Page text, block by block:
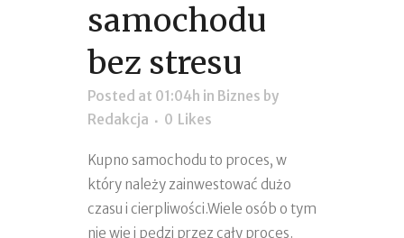
samochodu
bez stresu
Posted at 01:04h in Biznes by
Redakcja
0 Likes
Kupno samochodu to proces, w
który należy zainwestować dużo
czasu i cierpliwości.Wiele osób o tym
nie wie i pędzi przez cały proces.